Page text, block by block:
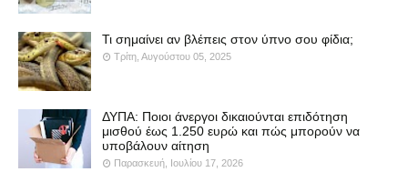
Τι σημαίνει αν βλέπεις στον ύπνο σου φίδια;
Τρίτη, Αυγούστου 05, 2025
ΔΥΠΑ: Ποιοι άνεργοι δικαιούνται επιδότηση
μισθού έως 1.250 ευρώ και πώς μπορούν να
υποβάλουν αίτηση
Παρασκευή, Ιουλίου 17, 2026